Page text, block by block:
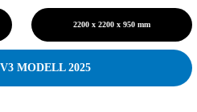
2200 x 2200 x 950 mm
MODELL 2025